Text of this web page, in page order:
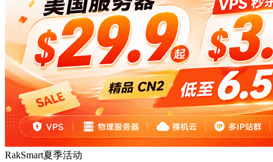
RakSmart夏季活动